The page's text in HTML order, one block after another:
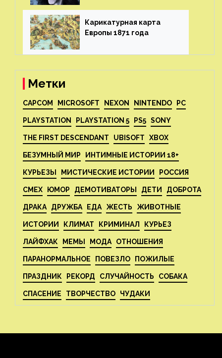
Карикатурная карта
Европы 1871 года⁠⁠
Метки
CAPCOM MICROSOFT NEXON NINTENDO PC
PLAYSTATION PLAYSTATION 5 PS5 SONY
THE FIRST DESCENDANT UBISOFT XBOX
БЕЗУМНЫЙ МИР ИНТИМНЫЕ ИСТОРИИ 18+
КУРЬЕЗЫ МИСТИЧЕСКИЕ ИСТОРИИ РОССИЯ
СМЕХ ЮМОР ДЕМОТИВАТОРЫ ДЕТИ ДОБРОТА
ДРАКА ДРУЖБА ЕДА ЖЕСТЬ ЖИВОТНЫЕ
ИСТОРИИ КЛИМАТ КРИМИНАЛ КУРЬЕЗ
ЛАЙФХАК МЕМЫ МОДА ОТНОШЕНИЯ
ПАРАНОРМАЛЬНОЕ ПОВЕЗЛО ПОЖИЛЫЕ
ПРАЗДНИК РЕКОРД СЛУЧАЙНОСТЬ СОБАКА
СПАСЕНИЕ ТВОРЧЕСТВО ЧУДАКИ